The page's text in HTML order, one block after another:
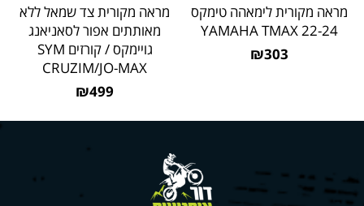
מראה מקורית לימאהה טימקס
YAMAHA TMAX 22-24
₪303
מראה מקורית צד שמאל ללא
מאותתים אפור לסאניאנג
גויימקס / קורזים SYM
CRUZIM/JO-MAX
₪499